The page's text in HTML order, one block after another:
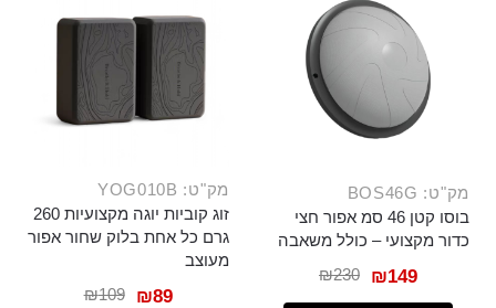
מק"ט: BOS46G
בוסו קטן 46 סמ אפור חצי
כדור מקצועי – כולל משאבה
₪230 ₪149
מק"ט: YOG010B
זוג קוביות יוגה מקצועיות 260
גרם כל אחת בלוק שחור אפור
מעוצב
₪109 ₪89